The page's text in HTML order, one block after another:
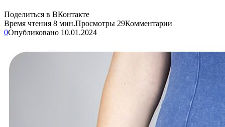
Поделиться в ВКонтакте
Время чтения 8 мин.Просмотры 29Комментарии
0Опубликовано 10.01.2024